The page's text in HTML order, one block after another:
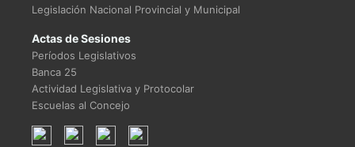
Legislación Nacional Provincial y Municipal
Actas de Sesiones
Períodos Legislativos
Banca 25
Actividad Legislativa y Protocolar
Escuelas al Concejo